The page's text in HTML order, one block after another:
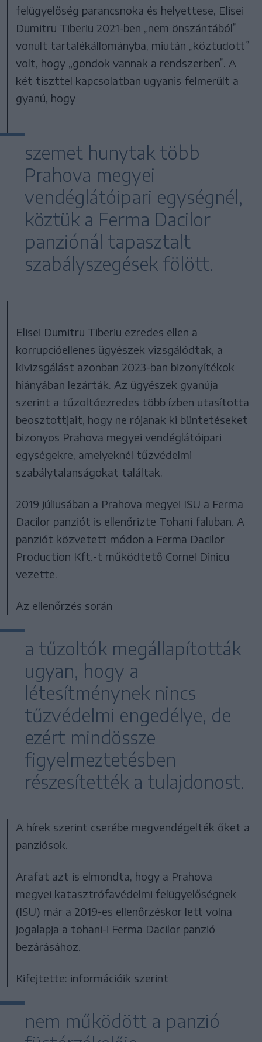
felügyelőség parancsnoka és helyettese, Elisei
Dumitru Tiberiu 2021-ben „nem önszántából”
vonult tartalékállományba, miután „köztudott”
volt, hogy „gondok vannak a rendszerben”. A
két tiszttel kapcsolatban ugyanis felmerült a
gyanú, hogy
szemet hunytak több
Prahova megyei
vendéglátóipari egységnél,
köztük a Ferma Dacilor
panziónál tapasztalt
szabályszegések fölött.
Elisei Dumitru Tiberiu ezredes ellen a
korrupcióellenes ügyészek vizsgálódtak, a
kivizsgálást azonban 2023-ban bizonyítékok
hiányában lezárták. Az ügyészek gyanúja
szerint a tűzoltóezredes több ízben utasította
beosztottjait, hogy ne rójanak ki büntetéseket
bizonyos Prahova megyei vendéglátóipari
egységekre, amelyeknél tűzvédelmi
szabálytalanságokat találtak.
2019 júliusában a Prahova megyei ISU a Ferma
Dacilor panziót is ellenőrizte Tohani faluban. A
panziót közvetett módon a Ferma Dacilor
Production Kft.-t működtető Cornel Dinicu
vezette.
Az ellenőrzés során
a tűzoltók megállapították
ugyan, hogy a
létesítménynek nincs
tűzvédelmi engedélye, de
ezért mindössze
figyelmeztetésben
részesítették a tulajdonost.
A hírek szerint cserébe megvendégelték őket a
panziósok.
Arafat azt is elmondta, hogy a Prahova
megyei katasztrófavédelmi felügyelőségnek
(ISU) már a 2019-es ellenőrzéskor lett volna
jogalapja a tohani-i Ferma Dacilor panzió
bezárásához.
Kifejtette: információik szerint
nem működött a panzió